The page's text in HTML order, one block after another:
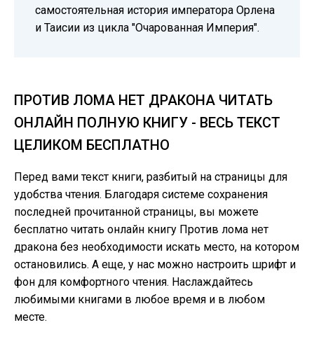
самостоятельная история императора Орлена
и Таисии из цикла "Очарованная Империя".
ПРОТИВ ЛОМА НЕТ ДРАКОНА ЧИТАТЬ
ОНЛАЙН ПОЛНУЮ КНИГУ - ВЕСЬ ТЕКСТ
ЦЕЛИКОМ БЕСПЛАТНО
Перед вами текст книги, разбитый на страницы для
удобства чтения. Благодаря системе сохранения
последней прочитанной страницы, вы можете
бесплатно читать онлайн книгу Против лома нет
дракона без необходимости искать место, на котором
остановились. А еще, у нас можно настроить шрифт и
фон для комфортного чтения. Наслаждайтесь
любимыми книгами в любое время и в любом
месте.